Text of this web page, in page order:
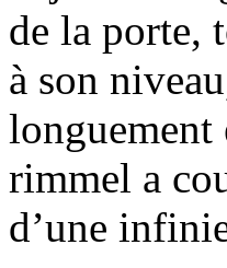
de la porte,
à son
longuement
rimmel a
d’une